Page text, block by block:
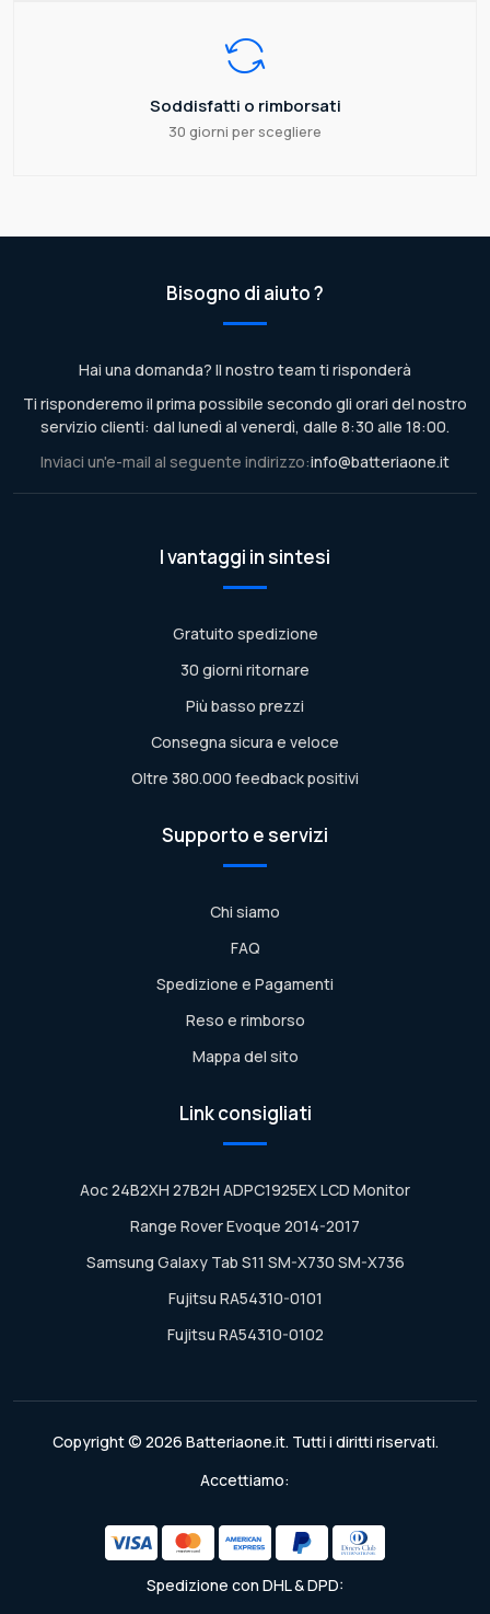
Soddisfatti o rimborsati
30 giorni per scegliere
Bisogno di aiuto ?
Hai una domanda? Il nostro team ti risponderà
Ti risponderemo il prima possibile secondo gli orari del nostro
servizio clienti: dal lunedì al venerdì, dalle 8:30 alle 18:00.
Inviaci un'e-mail al seguente indirizzo:info@batteriaone.it
I vantaggi in sintesi
Gratuito spedizione
30 giorni ritornare
Più basso prezzi
Consegna sicura e veloce
Oltre 380.000 feedback positivi
Supporto e servizi
Chi siamo
FAQ
Spedizione e Pagamenti
Reso e rimborso
Mappa del sito
Link consigliati
Aoc 24B2XH 27B2H ADPC1925EX LCD Monitor
Range Rover Evoque 2014-2017
Samsung Galaxy Tab S11 SM-X730 SM-X736
Fujitsu RA54310-0101
Fujitsu RA54310-0102
Copyright © 2026 Batteriaone.it. Tutti i diritti riservati.
Accettiamo:
Spedizione con DHL & DPD: